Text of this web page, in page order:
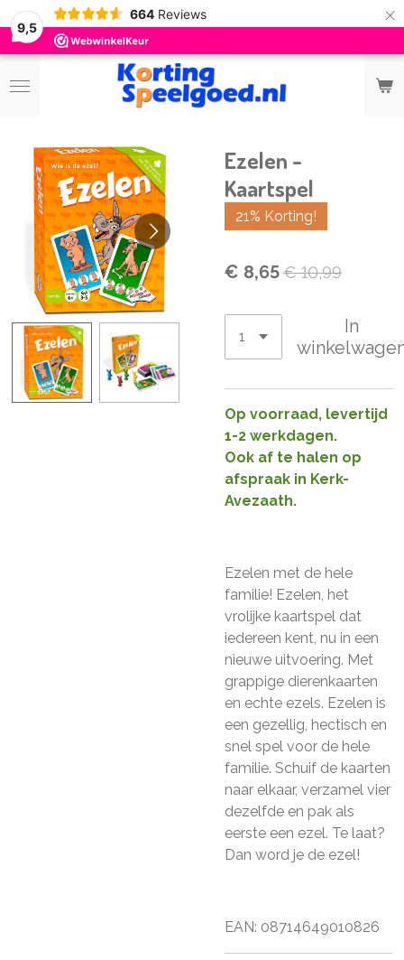
9,5
664 Reviews ×
Ezelen -
Kaartspel
21% Korting!
€ 8,65€ 10,99
In
Op voorraad, levertijd
1-2 werkdagen.
Ook af te halen op
afspraak in Kerk-
Avezaath.
Ezelen met de hele
familie! Ezelen, het
vrolijke kaartspel dat
iedereen kent, nu in een
nieuwe uitvoering. Met
grappige dierenkaarten
en echte ezels. Ezelen is
een gezellig, hectisch en
snel spel voor de hele
familie. Schuif de kaarten
naar elkaar, verzamel vier
dezelfde en pak als
eerste een ezel. Te laat?
Dan word je de ezel!
EAN: 08714649010826